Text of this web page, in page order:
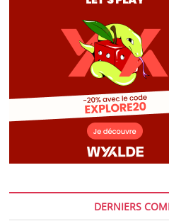
DERNIERS